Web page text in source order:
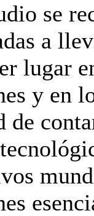
se
a
lugar
y en
de